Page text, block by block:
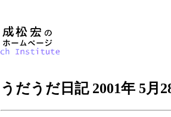
うだうだ日記 2001年 5月